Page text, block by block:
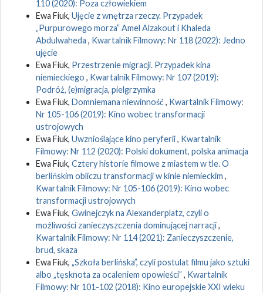
110 (2020): Poza człowiekiem
Ewa Fiuk, Ujęcie z wnętrza rzeczy. Przypadek
„Purpurowego morza” Amel Alzakout i Khaleda
Abdulwaheda , Kwartalnik Filmowy: Nr 118 (2022): Jedno
ujęcie
Ewa Fiuk, Przestrzenie migracji. Przypadek kina
niemieckiego , Kwartalnik Filmowy: Nr 107 (2019):
Podróż, (e)migracja, pielgrzymka
Ewa Fiuk, Domniemana niewinność, Kwartalnik Filmowy:
Nr 105-106 (2019): Kino wobec transformacji
ustrojowych
Ewa Fiuk, Uwznioślające kino peryferii, Kwartalnik
Filmowy: Nr 112 (2020): Polski dokument, polska animacja
Ewa Fiuk, Cztery historie filmowe z miastem w tle. O
berlińskim obliczu transformacji w kinie niemieckim ,
Kwartalnik Filmowy: Nr 105-106 (2019): Kino wobec
transformacji ustrojowych
Ewa Fiuk, Gwinejczyk na Alexanderplatz, czyli o
możliwości zanieczyszczenia dominującej narracji,
Kwartalnik Filmowy: Nr 114 (2021): Zanieczyszczenie,
brud, skaza
Ewa Fiuk, „Szkoła berlińska”, czyli postulat filmu jako sztuki
albo „tęsknota za ocaleniem opowieści” , Kwartalnik
Filmowy: Nr 101-102 (2018): Kino europejskie XXI wieku